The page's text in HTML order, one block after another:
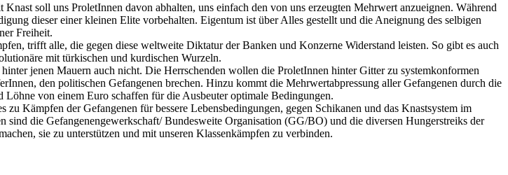
soll uns ProletInnen davon abhalten, uns einfach den von uns erzeugten Mehrwert anzueignen. Während
dieser einer kleinen Elite vorbehalten. Eigentum ist über Alles gestellt und die Aneignung des selbigen
Freiheit.
trifft alle, die gegen diese weltweite Diktatur der Banken und Konzerne Widerstand leisten. So gibt es auch
mit türkischen und kurdischen Wurzeln.
jenen Mauern auch nicht. Die Herrschenden wollen die ProletInnen hinter Gitter zu systemkonformen
den politischen Gefangenen brechen. Hinzu kommt die Mehrwertabpressung aller Gefangenen durch die
von einem Euro schaffen für die Ausbeuter optimale Bedingungen.
Kämpfen der Gefangenen für bessere Lebensbedingungen, gegen Schikanen und das Knastsystem im
die Gefangenengewerkschaft/ Bundesweite Organisation (GG/BO) und die diversen Hungerstreiks der
sie zu unterstützen und mit unseren Klassenkämpfen zu verbinden.